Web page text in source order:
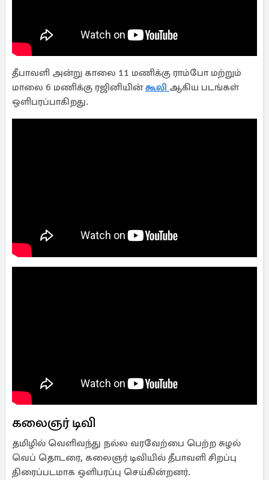
தீபாவளி அன்று காலை 11 மணிக்கு ராம்போ மற்றும்
மாலை 6 மணிக்கு ரஜினியின்கூலி ஆகிய படங்கள்
ஒளிபரப்பாகிறது.
கலைஞர் டிவி
தமிழில் வெளிவந்து நல்ல வரவேற்பை பெற்ற சுழல்
வெப் தொடரை, கலைஞர் டிவியில் தீபாவளி சிறப்பு
திரைப்படமாக ஒளிபரப்பு செய்கின்றனர்.